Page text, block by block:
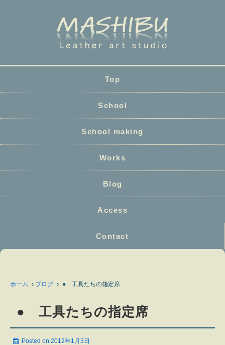
Top
School
School making
Works
Blog
Access
Contact
ホーム › ブログ › ● 工具たちの指定席
● 工具たちの指定席
Posted on 2012年1月3日